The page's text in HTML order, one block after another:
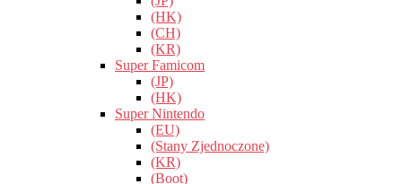
(HK)
(CH)
(KR)
Super Famicom
(JP)
(HK)
Super Nintendo
(EU)
(Stany Zjednoczone)
(KR)
(Boot)